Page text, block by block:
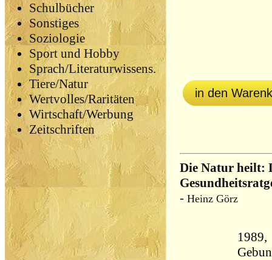
Schulbücher
Sonstiges
Soziologie
Sport und Hobby
Sprach/Literaturwissens.
Tiere/Natur
Wertvolles/Raritäten
Wirtschaft/Werbung
Zeitschriften
in den
Die Natur heilt:
- Heinz Görz